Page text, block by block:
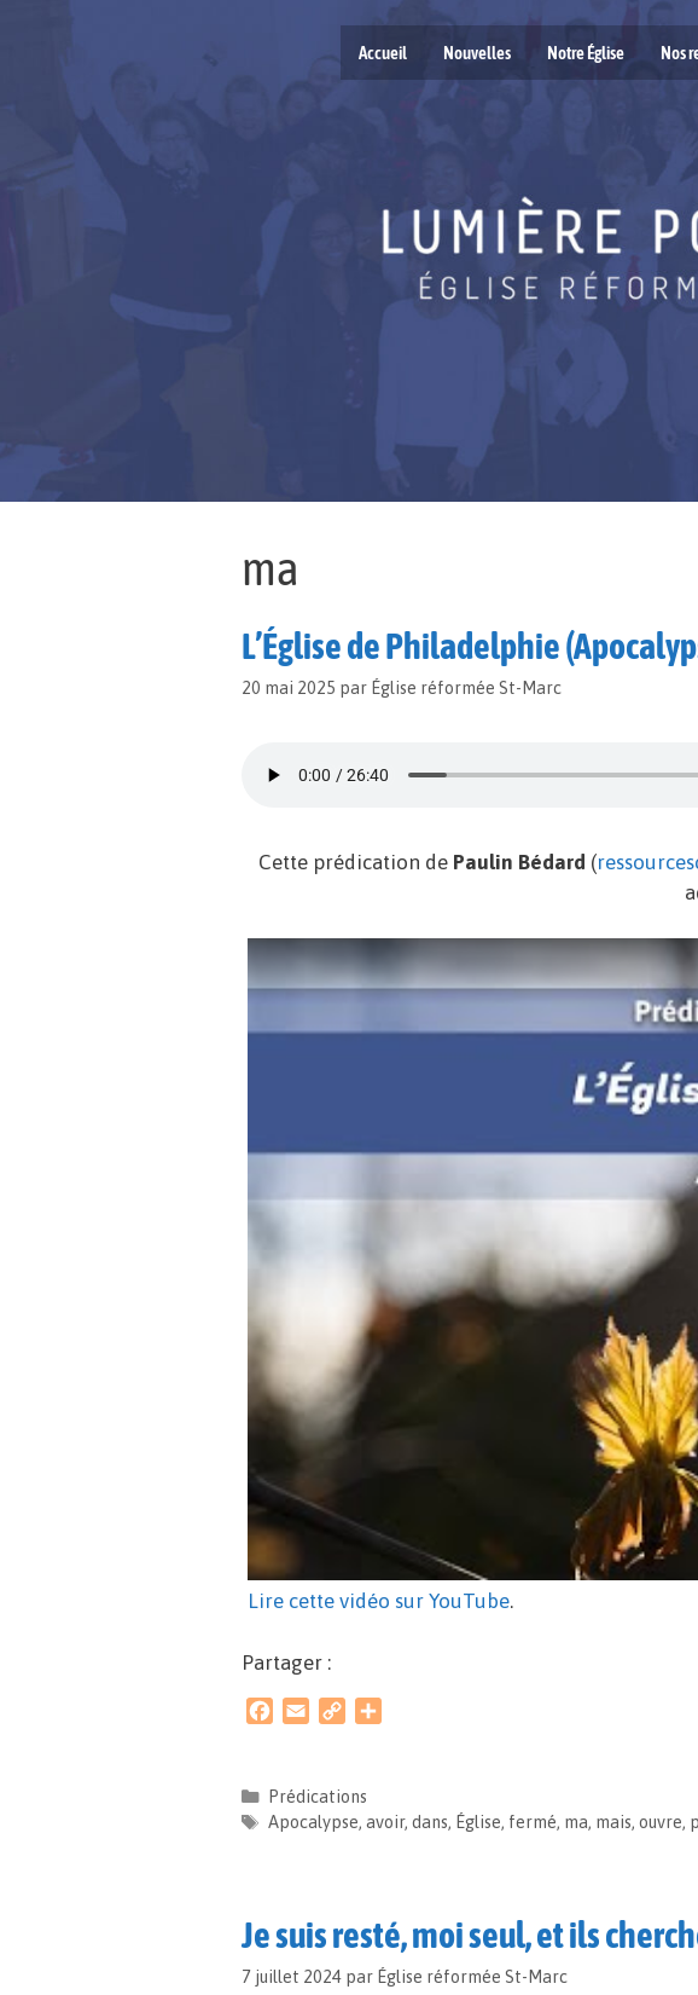
Accueil Nouvelles Notre Église Nos
ma
L’Église de Philadelphie
20 mai 2025 par Église réformée St-Marc
Cette prédication de Paulin Bédard (
Lire cette vidéo sur YouTube.
Partager :
e
b
i
l
y
L
a
Prédications
Apocalypse, avoir, dans, Église, fermé, ma, mais, ouvre,
Je suis resté, moi seul, et ils
7 juillet 2024 par Église réformée St-Marc